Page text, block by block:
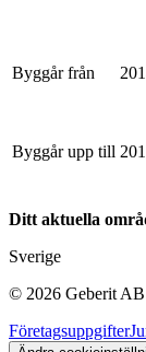
Byggår från
Byggår upp till
Ditt aktuella
Sverige
© 2026 Geberit AB
Företagsuppgifter